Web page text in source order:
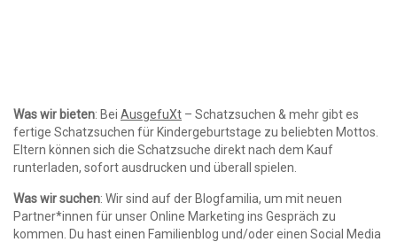
Was wir bieten: Bei AusgefuXt – Schatzsuchen & mehr gibt es
fertige Schatzsuchen für Kindergeburtstage zu beliebten Mottos.
Eltern können sich die Schatzsuche direkt nach dem Kauf
runterladen, sofort ausdrucken und überall spielen.
Was wir suchen: Wir sind auf der Blogfamilia, um mit neuen
Partner*innen für unser Online Marketing ins Gespräch zu
kommen. Du hast einen Familienblog und/oder einen Social Media